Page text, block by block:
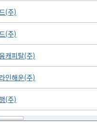
(주)
(주)
캐피탈(주)
인해운(주)
(주)
(주)